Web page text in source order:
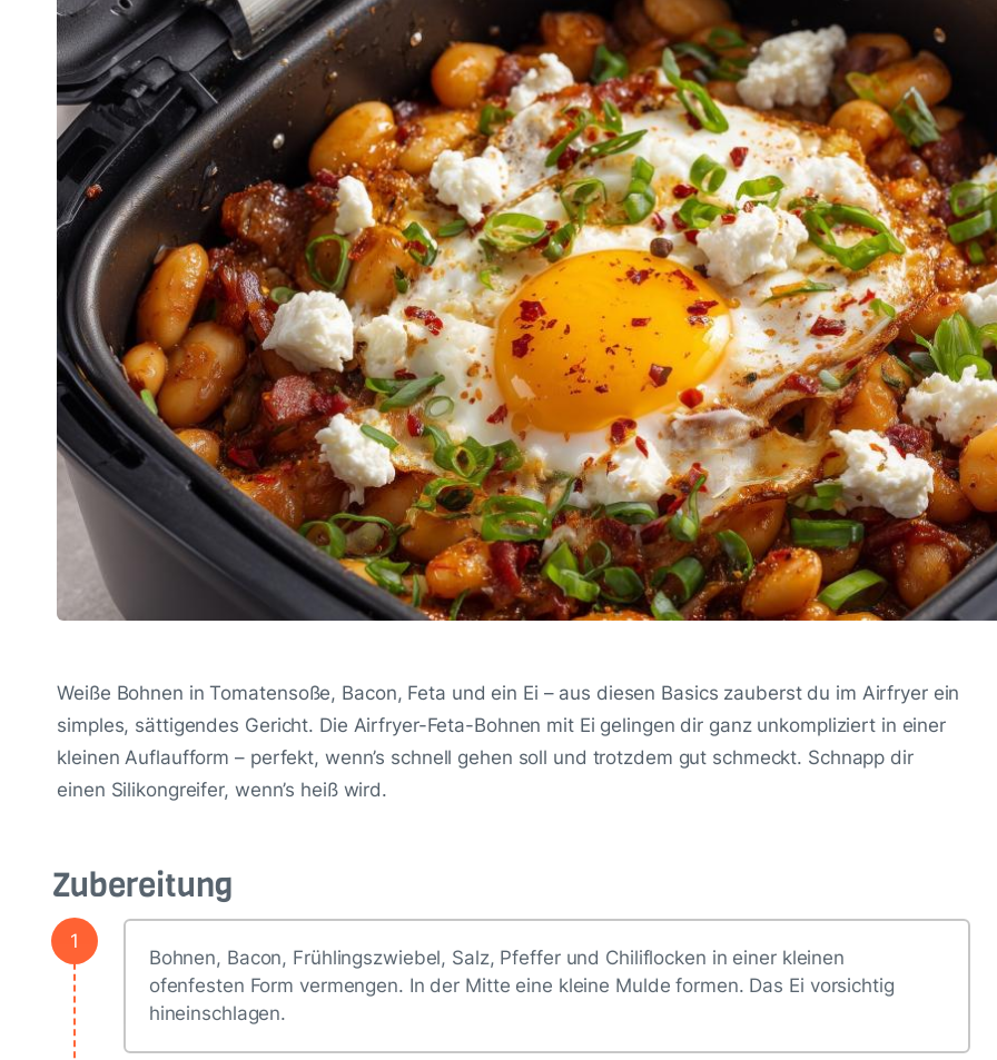
Weiße Bohnen in Tomatensoße, Bacon, Feta und ein Ei – aus diesen Basics zauberst du im Airfryer ein
simples, sättigendes Gericht. Die Airfryer-Feta-Bohnen mit Ei gelingen dir ganz unkompliziert in einer
kleinen Auflaufform – perfekt, wenn’s schnell gehen soll und trotzdem gut schmeckt. Schnapp dir
einen Silikongreifer, wenn’s heiß wird.
Zubereitung
1
Bohnen, Bacon, Frühlingszwiebel, Salz, Pfeffer und Chiliflocken in einer kleinen
ofenfesten Form vermengen. In der Mitte eine kleine Mulde formen. Das Ei vorsichtig
hineinschlagen.